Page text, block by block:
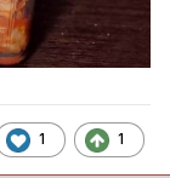
1 1